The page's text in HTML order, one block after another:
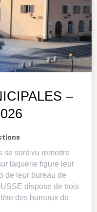
–
se sont vu remettre
laquelle figure leur
de leur bureau de
dispose de trois
des bureaux de